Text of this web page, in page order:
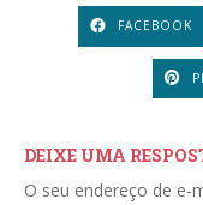
FACEBOOK
DEIXE UMA
O seu endereço de e-